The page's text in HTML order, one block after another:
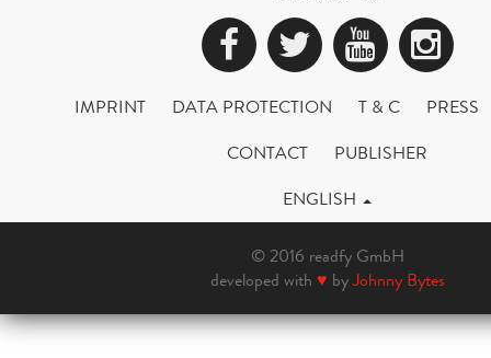
Facebook
Twitter
IMPRINT DATA PROTECTION T & C
PRESS
CONTACT
PUBLISHER
ENGLISH
© 2016 readfy GmbH
developed with ♥ byJohnny Bytes